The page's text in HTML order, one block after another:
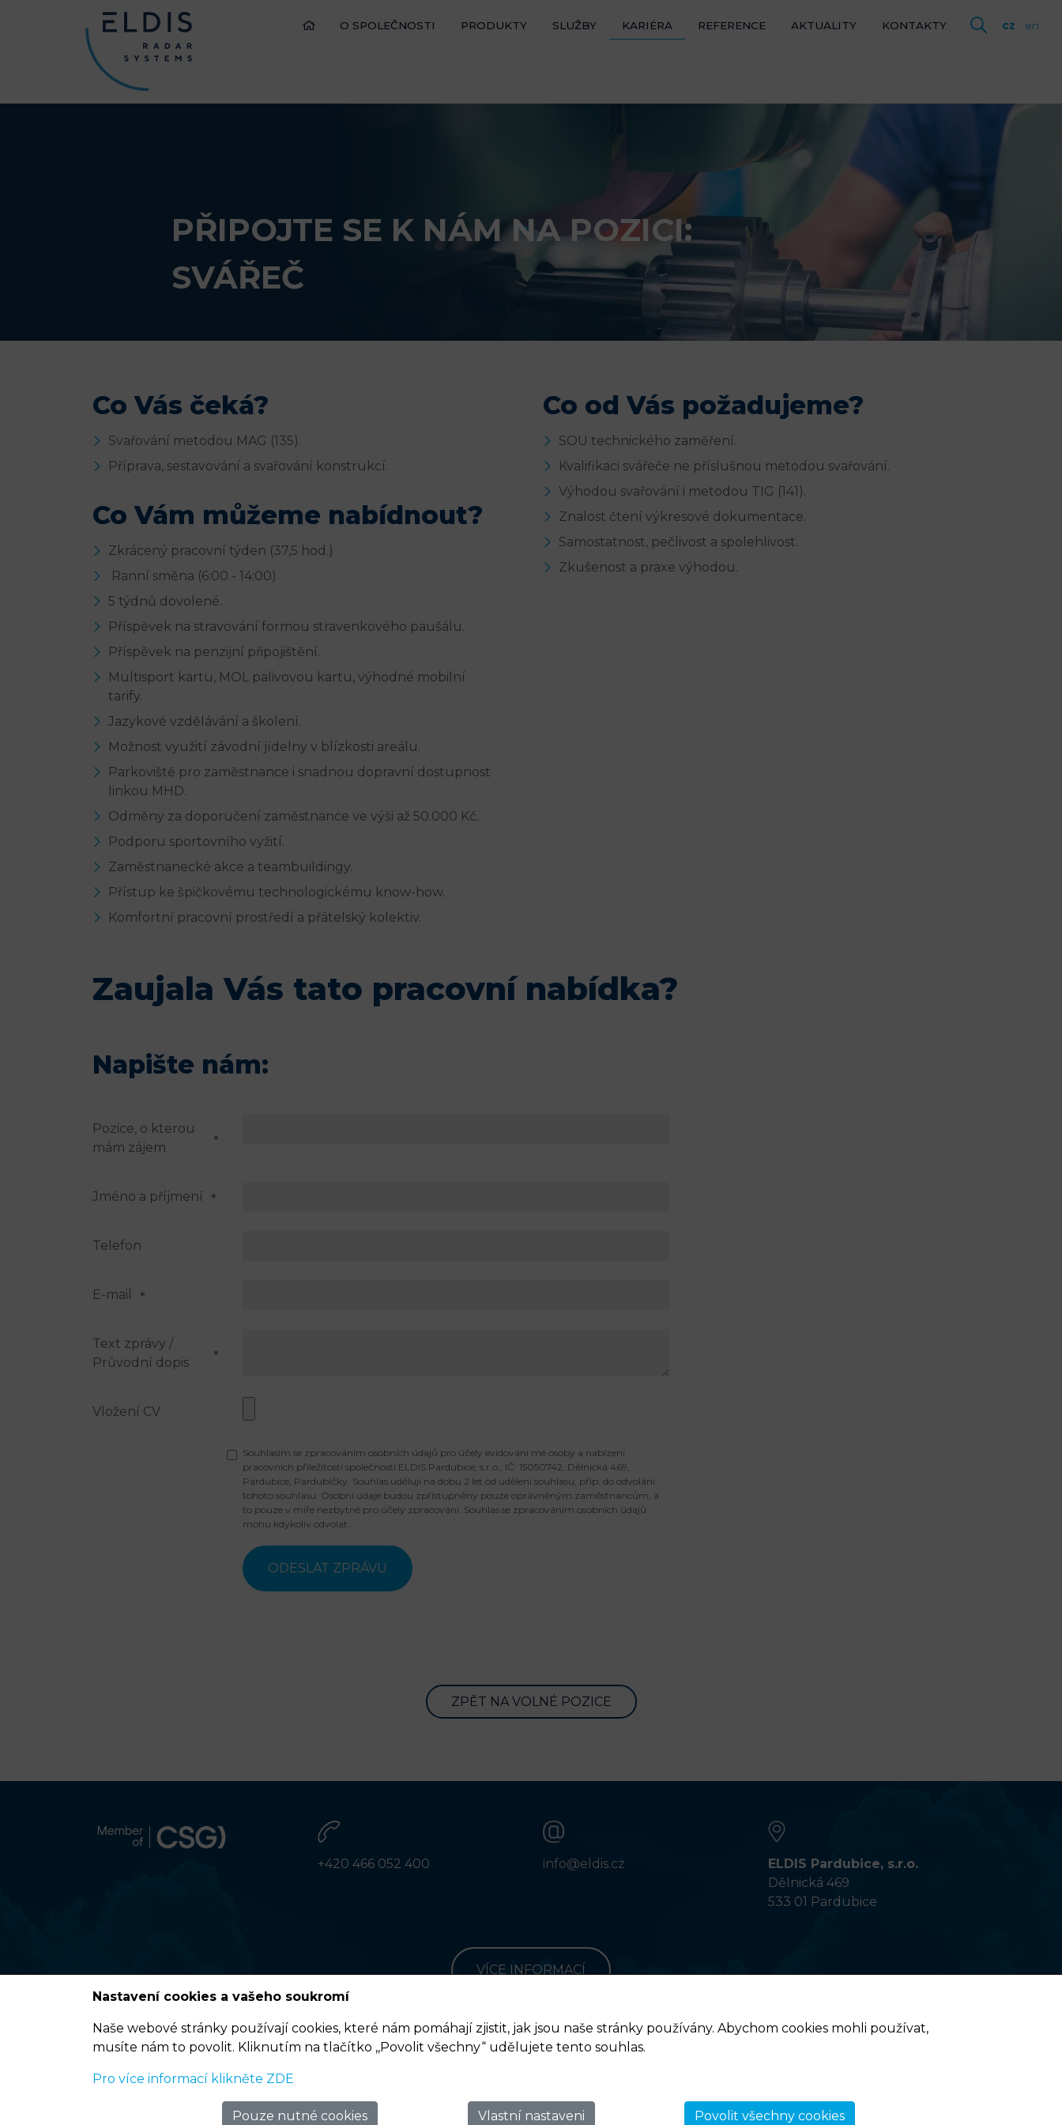
O SPOLEČNOSTI PRODUKTY SLUŽBY KARIÉRA REFERENCE AKTUALITY KONTAKTY cz en
PŘIPOJTE SE K NÁM NA POZICI:
SVÁŘEČ
Co Vás čeká?
Svařování metodou MAG (135).
Příprava, sestavování a svařování konstrukcí.
Co Vám můžeme nabídnout?
Zkrácený pracovní týden (37,5 hod.)
Ranní směna (6:00 - 14:00)
5 týdnů dovolené.
Příspěvek na stravování formou stravenkového paušálu.
Příspěvek na penzijní připojištění.
Multisport kartu, MOL palivovou kartu, výhodné mobilní
tarify.
Jazykové vzdělávání a školení.
Možnost využití závodní jídelny v blízkosti areálu.
Parkoviště pro zaměstnance i snadnou dopravní dostupnost
linkou MHD.
Odměny za doporučení zaměstnance ve výši až 50.000 Kč.
Podporu sportovního vyžití.
Zaměstnanecké akce a teambuildingy.
Přístup ke špičkovému technologickému know-how.
Komfortní pracovní prostředí a přátelský kolektiv.
Co od Vás požadujeme?
SOU technického zaměření.
Kvalifikaci svářeče ne příslušnou metodou svařování.
Výhodou svařování i metodou TIG (141).
Znalost čtení výkresové dokumentace.
Samostatnost, pečlivost a spolehlivost.
Zkušenost a praxe výhodou.
Zaujala Vás tato pracovní nabídka?
Napište nám:
Pozice, o kterou
mám zájem
*
Jméno a příjmení *
Telefon
E-mail *
Text zprávy /
Průvodní dopis
*
Vložení CV
Souhlasím se zpracováním osobních údajů pro účely evidování mé osoby a nabízení
pracovních příležitostí společností ELDIS Pardubice, s.r.o., IČ: 15050742, Dělnická 469,
Pardubice, Pardubičky. Souhlas uděluji na dobu 2 let od udělení souhlasu, příp. do odvolání
tohoto souhlasu. Osobní údaje budou zpřístupněny pouze oprávněným zaměstnancům, a
to pouze v míře nezbytné pro účely zpracování. Souhlas se zpracováním osobních údajů
mohu kdykoliv odvolat.
ZPĚT NA VOLNÉ POZICE
+420 466 052 400 info@eldis.cz
ELDIS Pardubice, s.r.o.
Dělnická 469
533 01 Pardubice
VÍCE INFORMACÍ
© 2020 ELDIS Pardubice, s.r.o. | eclair&ponovu
Nastavení cookies a vašeho soukromí
Naše webové stránky používají cookies, které nám pomáhají zjistit, jak jsou naše stránky používány. Abychom cookies mohli používat,
musíte nám to povolit. Kliknutím na tlačítko ,,Povolit všechny“ udělujete tento souhlas.
Pro více informací klikněte ZDE
Pouze nutné cookies Vlastní nastaveni Povolit všechny cookies